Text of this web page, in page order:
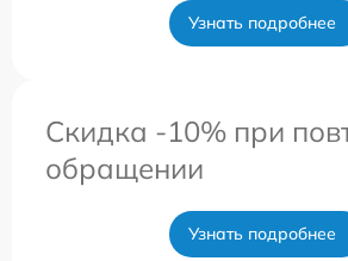
Узнать подробнее
Скидка -10% при
обращении
Узнать подробнее